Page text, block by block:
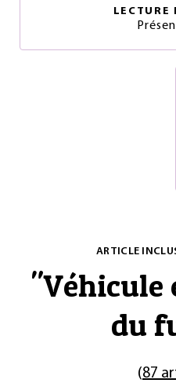
LECTURE
ARTICLE
"Véhicule
du
(87